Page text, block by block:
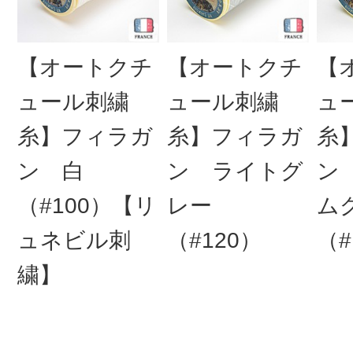
【オートクチ
ュール刺繍
糸】フィラガ
ン 白
（#100）【リ
ュネビル刺
繍】
【オートクチ
ュール刺繍
糸】フィラガ
ン ライトグ
レー
（#120）
ュ
糸
ン
ム
（